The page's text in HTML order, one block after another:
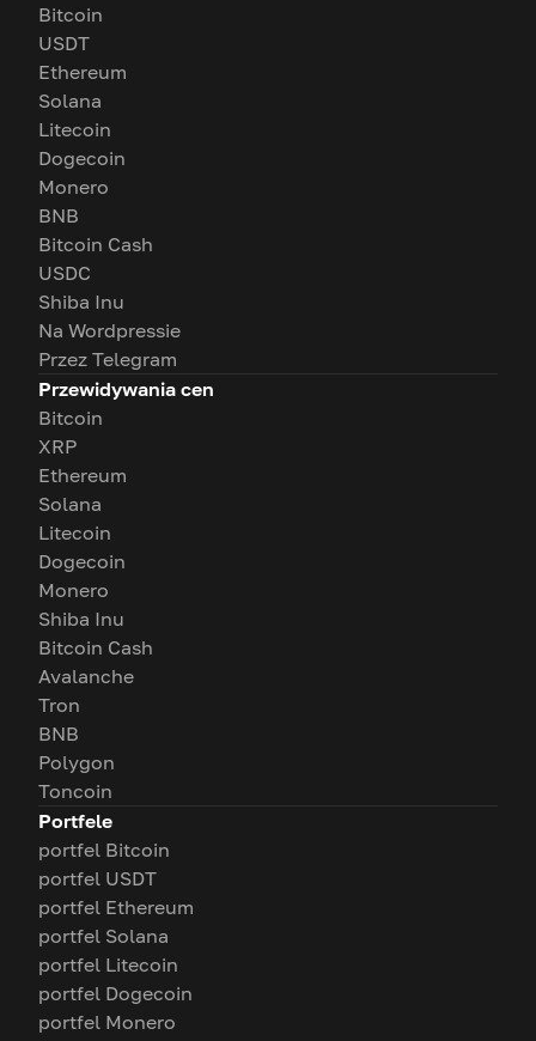
Bitcoin
USDT
Ethereum
Solana
Litecoin
Dogecoin
Monero
BNB
Bitcoin Cash
USDC
Shiba Inu
Na Wordpressie
Przez Telegram
Przewidywania cen
Bitcoin
XRP
Ethereum
Solana
Litecoin
Dogecoin
Monero
Shiba Inu
Bitcoin Cash
Avalanche
Tron
BNB
Polygon
Toncoin
Portfele
portfel Bitcoin
portfel USDT
portfel Ethereum
portfel Solana
portfel Litecoin
portfel Dogecoin
portfel Monero